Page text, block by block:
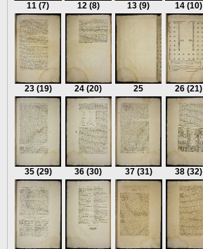
11 (7) 12 (8) 13 (9) 14 (10)
23 (19) 24 (20) 25 26 (21)
35 (29) 36 (30) 37 (31) 38 (32)